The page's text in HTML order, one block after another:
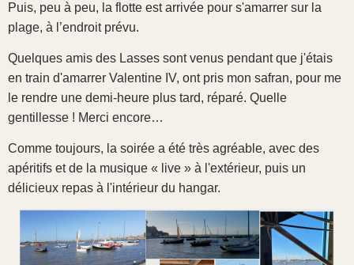
Puis, peu à peu, la flotte est arrivée pour s'amarrer sur la
plage, à l’endroit prévu.
Quelques amis des Lasses sont venus pendant que j'étais
en train d'amarrer Valentine IV, ont pris mon safran, pour me
le rendre une demi-heure plus tard, réparé. Quelle
gentillesse ! Merci encore…
Comme toujours, la soirée a été très agréable, avec des
apéritifs et de la musique « live » à l'extérieur, puis un
délicieux repas à l'intérieur du hangar.